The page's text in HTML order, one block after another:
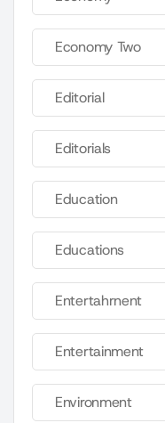
Economy Two
Editorial
Editorials
Education
Educations
Entertahrnent
Entertainment
Environment